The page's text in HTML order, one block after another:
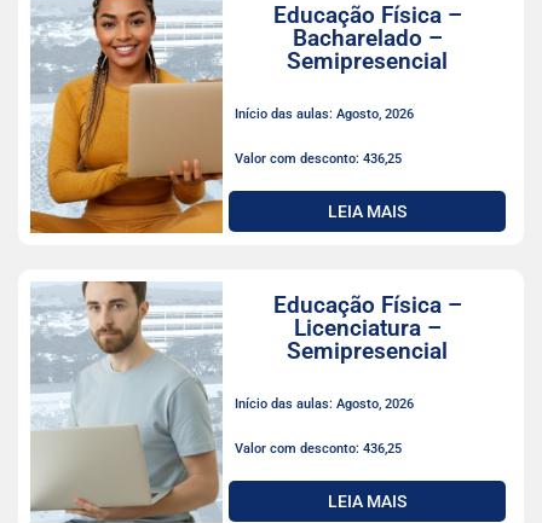
Educação Física –
Bacharelado –
Semipresencial
Início das aulas: Agosto, 2026
Valor com desconto: 436,25
LEIA MAIS
Educação Física –
Licenciatura –
Semipresencial
Início das aulas: Agosto, 2026
Valor com desconto: 436,25
LEIA MAIS